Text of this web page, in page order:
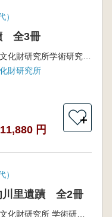
）
全3冊
国立慶州文化財研究所学術研究叢書 35
財研究所
11,880 円
＋
）
川里遺蹟 全2冊
国立慶州文化財研究所 学術研究叢書 37